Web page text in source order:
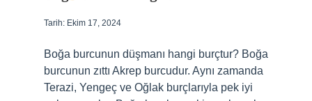
Tarih: Ekim 17, 2024
Boğa burcunun düşmanı hangi burçtur? Boğa
burcunun zıttı Akrep burcudur. Aynı zamanda
Terazi, Yengeç ve Oğlak burçlarıyla pek iyi